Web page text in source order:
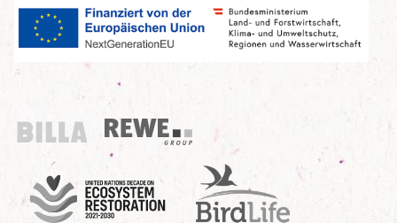
Billa
REWE Group
UN Decade
Birdlife